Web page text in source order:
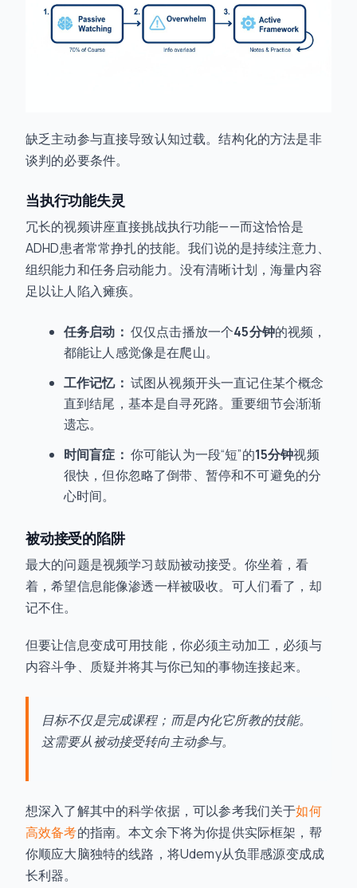
缺乏主动参与直接导致认知过载。结构化的方法是非
谈判的必要条件。
当执行功能失灵
冗长的视频讲座直接挑战执行功能——而这恰恰是
ADHD患者常常挣扎的技能。我们说的是持续注意力、
组织能力和任务启动能力。没有清晰计划，海量内容
足以让人陷入瘫痪。
任务启动： 仅仅点击播放一个45分钟的视频，
都能让人感觉像是在爬山。
工作记忆： 试图从视频开头一直记住某个概念
直到结尾，基本是自寻死路。重要细节会渐渐
遗忘。
时间盲症： 你可能认为一段“短”的15分钟视频
很快，但你忽略了倒带、暂停和不可避免的分
心时间。
被动接受的陷阱
最大的问题是视频学习鼓励被动接受。你坐着，看
着，希望信息能像渗透一样被吸收。可人们看了，却
记不住。
但要让信息变成可用技能，你必须主动加工，必须与
内容斗争、质疑并将其与你已知的事物连接起来。
目标不仅是完成课程；而是内化它所教的技能。
这需要从被动接受转向主动参与。
想深入了解其中的科学依据，可以参考我们关于如何
高效备考的指南。本文余下将为你提供实际框架，帮
你顺应大脑独特的线路，将Udemy从负罪感源变成成
长利器。